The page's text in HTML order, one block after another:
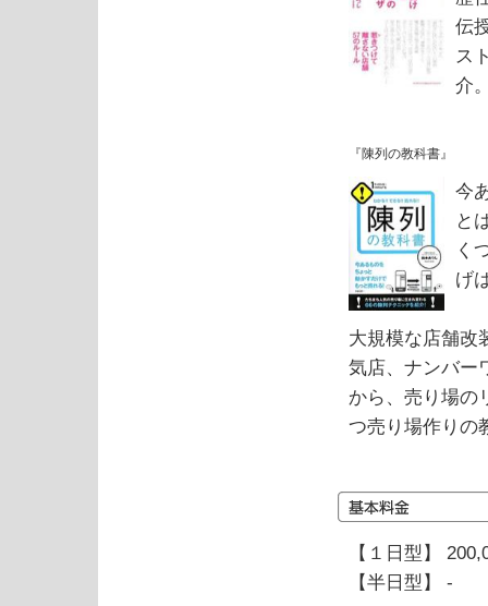
伝
ス
介
『陳列の教科書』
今
と
く
げ
大規模な店舗改
気店、ナンバー
から、売り場の
つ売り場作りの
【１日型】
【半日型】 -